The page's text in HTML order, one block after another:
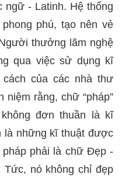
ngữ - Latinh. Hệ thống
phú, tạo nên vẻ
thưởng lãm nghệ
qua việc sử dụng kĩ
của các nhà thư
niệm rằng, chữ “pháp”
đơn thuần là kĩ
là những kĩ thuật được
pháp phải là chữ Đẹp -
nó không chỉ đẹp